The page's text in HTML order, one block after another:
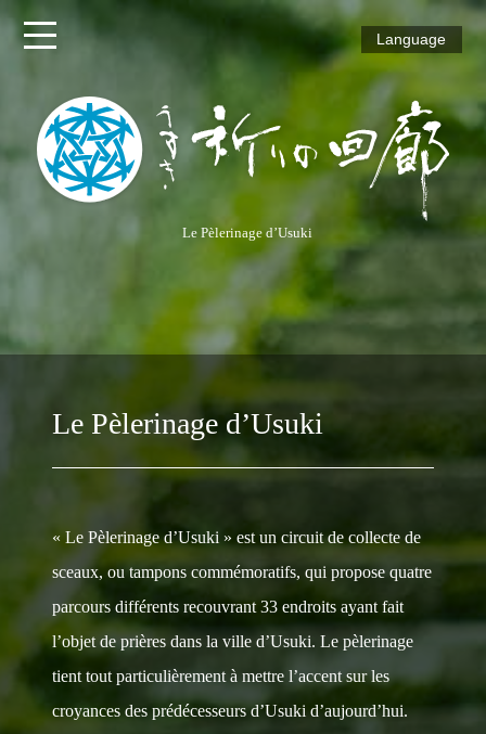
Vermeil
Chemin
Azur
Language
Le Pèlerinage d’Usuki
Le Pèlerinage d’Usuki
« Le Pèlerinage d’Usuki » est un circuit de collecte de
sceaux, ou tampons commémoratifs, qui propose quatre
parcours différents recouvrant 33 endroits ayant fait
l’objet de prières dans la ville d’Usuki. Le pèlerinage
tient tout particulièrement à mettre l’accent sur les
croyances des prédécesseurs d’Usuki d’aujourd’hui.